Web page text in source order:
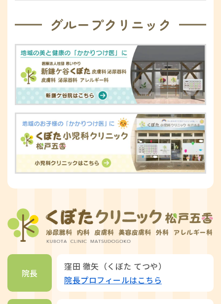
グループクリニック
院長
窪田 徹矢（くぼた てつや）
院長プロフィールはこちら